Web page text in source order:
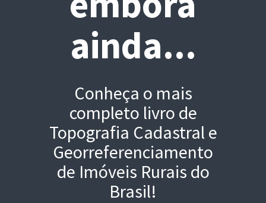
ainda...
Conheça o mais
completo livro de
Topografia Cadastral e
Georreferenciamento
de Imóveis Rurais do
Brasil!